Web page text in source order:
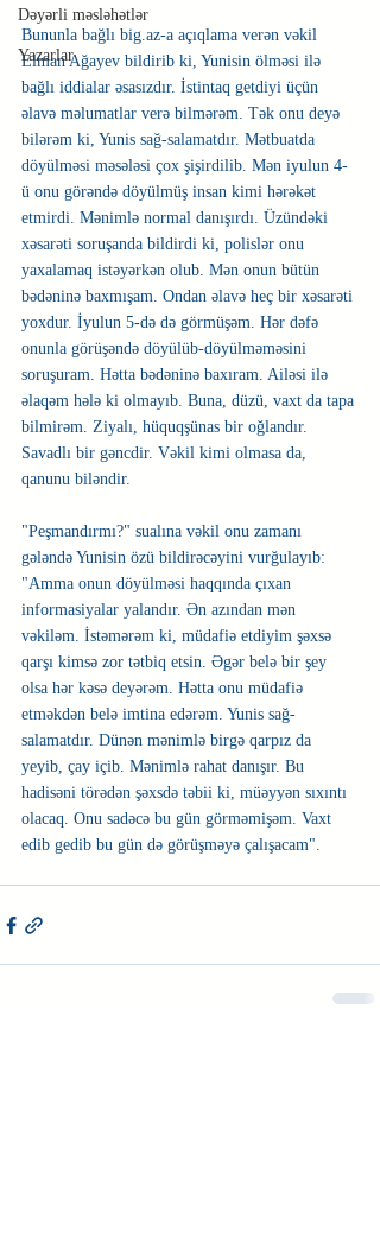
Dəyərli məsləhətlər
Yazarlar
Bununla bağlı big.az-a açıqlama verən vəkil
Elman Ağayev bildirib ki, Yunisin ölməsi ilə
bağlı iddialar əsasızdır. İstintaq getdiyi üçün
əlavə məlumatlar verə bilmərəm. Tək onu deyə
bilərəm ki, Yunis sağ-salamatdır. Mətbuatda
döyülməsi məsələsi çox şişirdilib. Mən iyulun 4-
ü onu görəndə döyülmüş insan kimi hərəkət
etmirdi. Mənimlə normal danışırdı. Üzündəki
xəsarəti soruşanda bildirdi ki, polislər onu
yaxalamaq istəyərkən olub. Mən onun bütün
bədəninə baxmışam. Ondan əlavə heç bir xəsarəti
yoxdur. İyulun 5-də də görmüşəm. Hər dəfə
onunla görüşəndə döyülüb-döyülməməsini
soruşuram. Hətta bədəninə baxıram. Ailəsi ilə
əlaqəm hələ ki olmayıb. Buna, düzü, vaxt da tapa
bilmirəm. Ziyalı, hüquqşünas bir oğlandır.
Savadlı bir gəncdir. Vəkil kimi olmasa da,
qanunu biləndir.
"Peşmandırmı?" sualına vəkil onu zamanı
gələndə Yunisin özü bildirəcəyini vurğulayıb:
"Amma onun döyülməsi haqqında çıxan
informasiyalar yalandır. Ən azından mən
vəkiləm. İstəmərəm ki, müdafiə etdiyim şəxsə
qarşı kimsə zor tətbiq etsin. Əgər belə bir şey
olsa hər kəsə deyərəm. Hətta onu müdafiə
etməkdən belə imtina edərəm. Yunis sağ-
salamatdır. Dünən mənimlə birgə qarpız da
yeyib, çay içib. Mənimlə rahat danışır. Bu
hadisəni törədən şəxsdə təbii ki, müəyyən sıxıntı
olacaq. Onu sadəcə bu gün görməmişəm. Vaxt
edib gedib bu gün də görüşməyə çalışacam".